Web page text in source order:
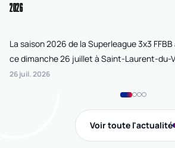
2026
La saison 2026 de la Superleague 3x3
ce dimanche 26 juillet à Saint-Laurent-du-
journées de compétition disputées sur la
26 juil. 2026
Voir toute l'actualité